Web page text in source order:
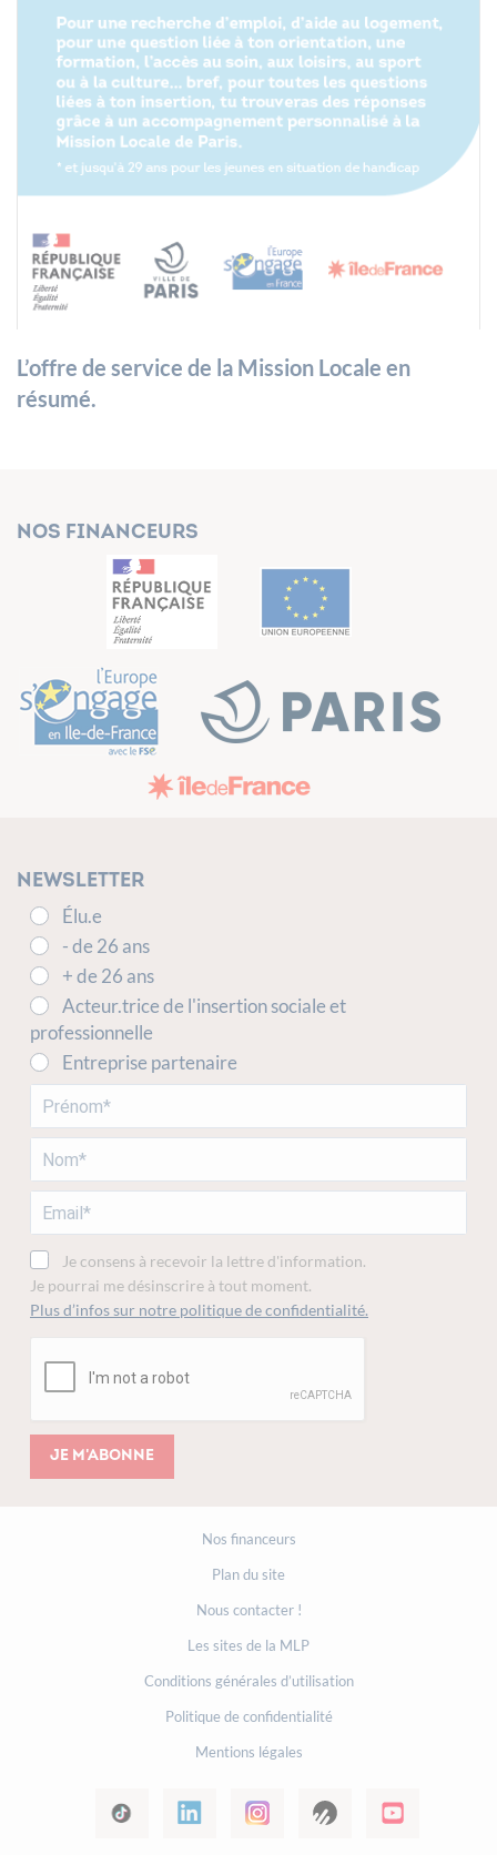
L’offre de service de la Mission Locale en
résumé.
Nos financeurs
Newsletter
Élu.e
- de 26 ans
+ de 26 ans
Acteur.trice de l'insertion sociale et
professionnelle
Entreprise partenaire
Je consens à recevoir la lettre d'information.
Je pourrai me désinscrire à tout moment.
Plus d’infos sur notre politique de confidentialité.
Je m'abonne
Nos financeurs
Plan du site
Nous contacter !
Les sites de la MLP
Conditions générales d’utilisation
Politique de confidentialité
Mentions légales